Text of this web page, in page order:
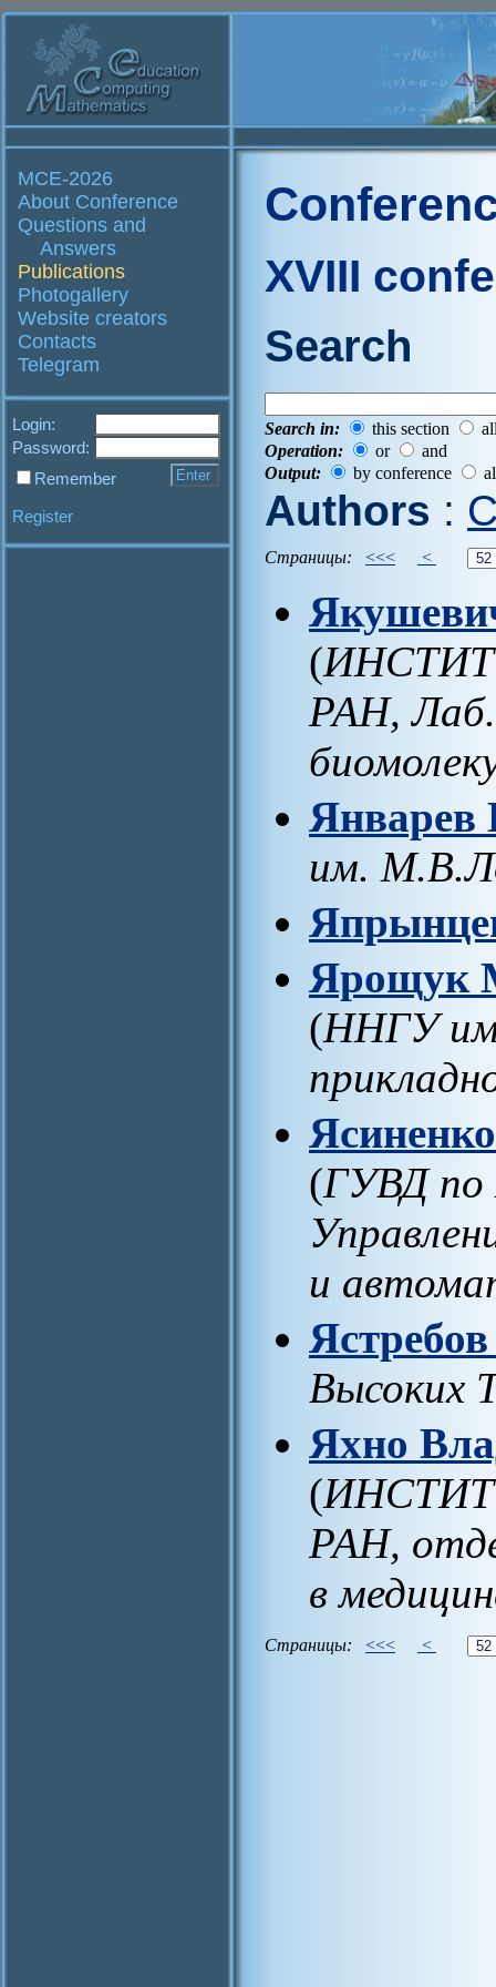
MCE-2026
About Conference
Questions and
Answers
Publications
Photogallery
Website creators
Contacts
Telegram
Login:
Password:
Remember
Register
XVIII
Search
Search in: this section
Operation:
or
and
Output:
by conference
Authors :
Страницы: <<< <
(
РАН,
Январев
им.
Ярощук
(ННГУ
(ГУВД по
и
Высоких
Яхно
(
РАН,
в
Страницы: <<< <